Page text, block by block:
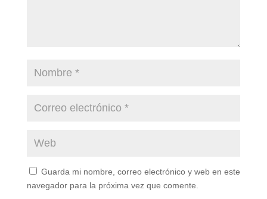
Guarda mi nombre, correo electrónico y web en este
navegador para la próxima vez que comente.